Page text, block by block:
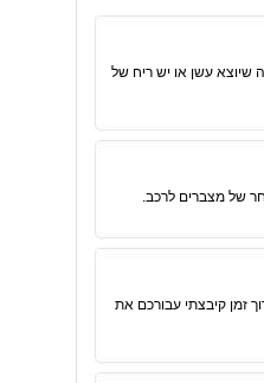
שיוצא עשן או יש ריח של
של מצברים לרכב.
זמן קיבצתי עבורכם את